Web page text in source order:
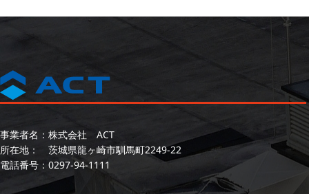
事業者名：株式会社 ACT
所在地： 茨城県龍ヶ崎市馴馬町2249-22
電話番号： 0297-94-1111